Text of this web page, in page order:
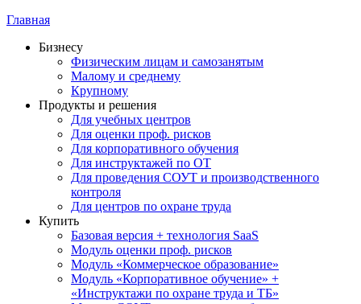
Главная
Бизнесу
Физическим лицам и самозанятым
Малому и среднему
Крупному
Продукты и решения
Для учебных центров
Для оценки проф. рисков
Для корпоративного обучения
Для инструктажей по ОТ
Для проведения СОУТ и производственного
контроля
Для центров по охране труда
Купить
Базовая версия + технология SaaS
Модуль оценки проф. рисков
Модуль «Коммерческое образование»
Модуль «Корпоративное обучение» +
«Инструктажи по охране труда и ТБ»